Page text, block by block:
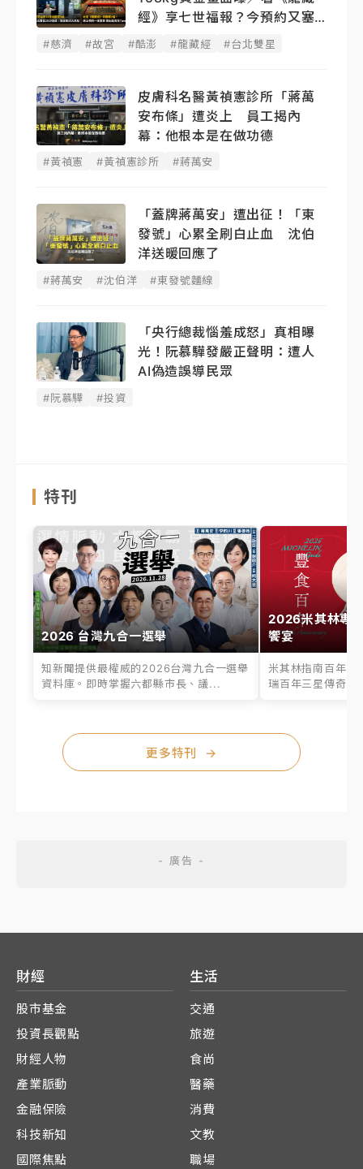
經》享七世福報？今預約又塞
了
#慈濟 #故宮 #酷澎 #龍藏經 #台北雙星
皮膚科名醫黃禎憲診所「蔣萬
安布條」遭炎上 員工揭內
幕：他根本是在做功德
#黃禎憲 #黃禎憲診所 #蔣萬安
「蓋牌蔣萬安」遭出征！「東
發號」心累全刷白止血 沈伯
洋送暖回應了
#蔣萬安 #沈伯洋 #東發號麵線
「央行總裁惱羞成怒」真相曝
光！阮慕驊發嚴正聲明： 遭人
AI偽造誤導民眾
#阮慕驊 #投資
特刊
2026 台灣九合一選舉
知新聞提供最權威的2026台灣九合一選舉
資料庫。即時掌握六都縣市長、議...
2026米其林專
饗宴
米其林指南百年之
瑞百年三星傳奇、
更多特刊 →
財經
股市基金
投資長觀點
財經人物
產業脈動
金融保險
科技新知
國際焦點
生活
交通
旅遊
食尚
醫藥
消費
文教
職場